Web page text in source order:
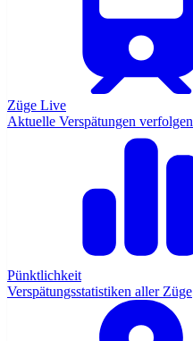
Züge Live
Aktuelle Verspätungen verfolgen
Pünktlichkeit
Verspätungsstatistiken aller Züge